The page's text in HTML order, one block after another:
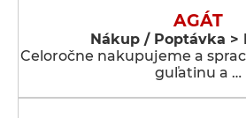
AGÁT
Nákup / Poptávka >
Celoročne nakupujeme a
guľatinu a …